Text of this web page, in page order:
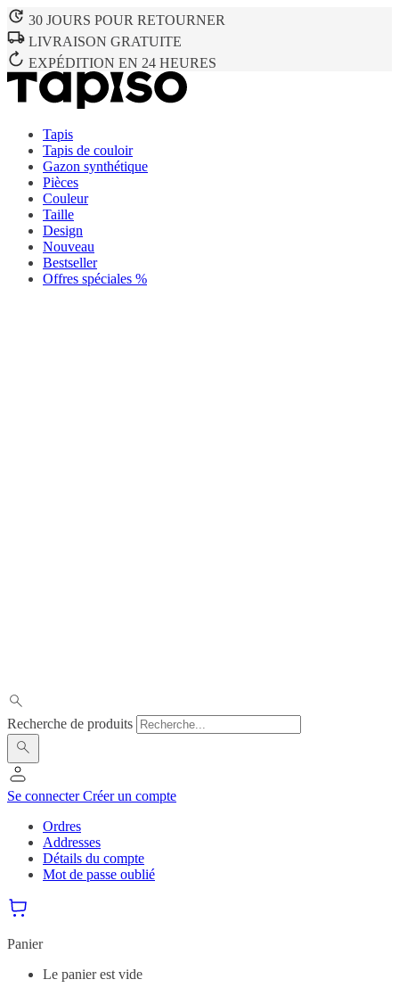
30 JOURS POUR RETOURNER
LIVRAISON GRATUITE
EXPÉDITION EN 24 HEURES
Tapis
Tapis de couloir
Gazon synthétique
Pièces
Couleur
Taille
Design
Nouveau
Bestseller
Offres spéciales %
Recherche de produits
Se connecterCréer un compte
Ordres
Addresses
Détails du compte
Mot de passe oublié
Panier
Le panier est vide